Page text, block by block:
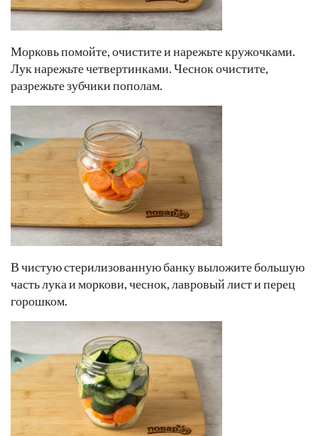
Морковь помойте, очистите и нарежьте кружочками.
Лук нарежьте четвертинками. Чеснок очистите,
разрежьте зубчики пополам.
В чистую стерилизованную банку выложите большую
часть лука и моркови, чеснок, лавровый лист и перец
горошком.